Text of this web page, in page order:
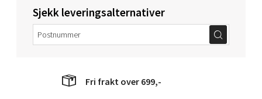
Sjekk leveringsalternativer
Fri frakt over 699,-
0 i butikk